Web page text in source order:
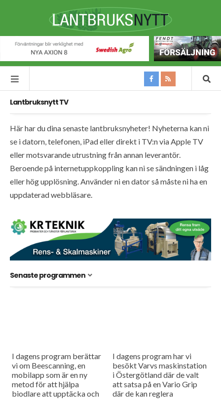
Lantbruksnytt TV
Här har du dina senaste lantbruksnyheter! Nyheterna kan ni
se i datorn, telefonen, iPad eller direkt i TV:n via Apple TV
eller motsvarande utrustning från annan leverantör.
Beroende på internetuppkoppling kan ni se sändningen i låg
eller hög upplösning. Använder ni en dator så måste ni ha en
uppdaterad webbläsare.
Senaste programmen
I dagens program berättar
vi om Beescanning, en
mobilapp som är en ny
metod för att hjälpa
biodlare att upptäcka och
I dagens program har vi
besökt Varvs maskinstation
i Östergötland där de valt
att satsa på en Vario Grip
där de kan reglera